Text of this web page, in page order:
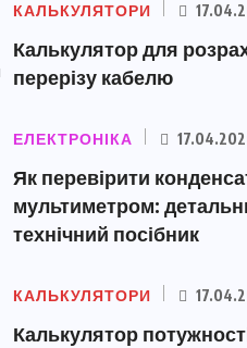
КАЛЬКУЛЯТОРИ
Калькулятор для
перерізу кабелю
ЕЛЕКТРОНІКА
Як перевірити
мультиметром:
технічний посібник
КАЛЬКУЛЯТОРИ
Калькулятор